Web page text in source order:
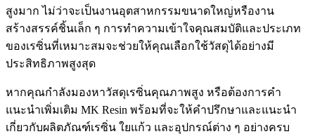
สูงมาก ไม่ว่าจะเป็นงานอุตสาหกรรมขนาดใหญ่หรืองาน
สร้างสรรค์ชิ้นเล็ก ๆ การทำความเข้าใจคุณสมบัติและประเภท
ของเรซิ่นที่เหมาะสมจะช่วยให้คุณเลือกใช้วัสดุได้อย่างมี
ประสิทธิภาพสูงสุด
หากคุณกำลังมองหาวัสดุเรซิ่นคุณภาพสูง หรือต้องการคำ
แนะนำเพิ่มเติม MK Resin พร้อมที่จะให้คำปรึกษาและแนะนำ
เกี่ยวกับผลิตภัณฑ์เรซิ่น ใยแก้ว และอุปกรณ์ต่าง ๆ อย่างครบ